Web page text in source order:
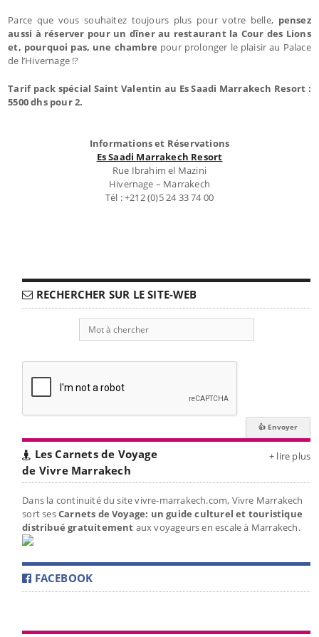
Parce que vous souhaitez toujours plus pour votre belle, pensez
aussi à réserver pour un dîner au restaurant la Cour des Lions
et, pourquoi pas, une chambre pour prolonger le plaisir au Palace
de l’Hivernage !?
Tarif pack spécial Saint Valentin au Es Saadi Marrakech Resort :
5500 dhs pour 2.
Informations et Réservations
Es Saadi Marrakech Resort
Rue Ibrahim el Mazini
Hivernage – Marrakech
Tél : +212 (0)5 24 33 74 00
RECHERCHER SUR LE SITE-WEB
Les Carnets de Voyage
de Vivre Marrakech
+ lire plus
Dans la continuité du site vivre-marrakech.com, Vivre Marrakech
sort sesCarnets de Voyage: un guide culturel et touristique
distribué gratuitement aux voyageurs en escale à Marrakech.
FACEBOOK